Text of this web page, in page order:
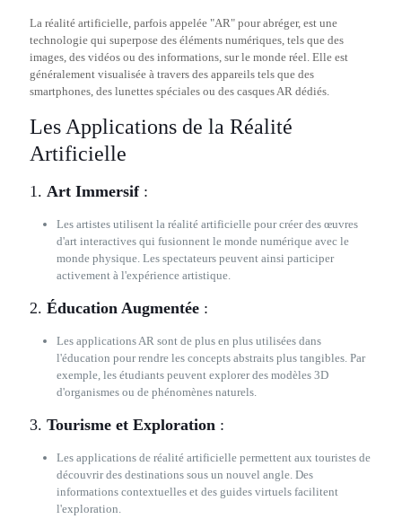
La réalité artificielle, parfois appelée "AR" pour abréger, est une
technologie qui superpose des éléments numériques, tels que des
images, des vidéos ou des informations, sur le monde réel. Elle est
généralement visualisée à travers des appareils tels que des
smartphones, des lunettes spéciales ou des casques AR dédiés.
Les Applications de la Réalité
Artificielle
1. Art Immersif:
Les artistes utilisent la réalité artificielle pour créer des œuvres
d'art interactives qui fusionnent le monde numérique avec le
monde physique. Les spectateurs peuvent ainsi participer
activement à l'expérience artistique.
2. Éducation Augmentée :
Les applications AR sont de plus en plus utilisées dans
l'éducation pour rendre les concepts abstraits plus tangibles. Par
exemple, les étudiants peuvent explorer des modèles 3D
d'organismes ou de phénomènes naturels.
3. Tourisme et Exploration :
Les applications de réalité artificielle permettent aux touristes de
découvrir des destinations sous un nouvel angle. Des
informations contextuelles et des guides virtuels facilitent
l'exploration.